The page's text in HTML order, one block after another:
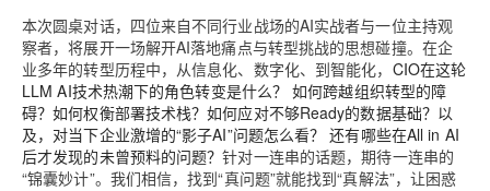
本次圆桌对话，四位来自不同行业战场的AI实战者与一位主持观
察者，将展开一场解开AI落地痛点与转型挑战的思想碰撞。在企
业多年的转型历程中，从信息化、数字化、到智能化， CIO在这轮
LLM AI技术热潮下的角色转变是什么？ 如何跨越组织转型的障
碍？如何权衡部署技术栈？如何应对不够Ready的数据基础？以
及，对当下企业激增的“影子AI”问题怎么看？ 还有哪些在All in AI
后才发现的未曾预料的问题？针对一连串的话题，期待一连串的
“锦囊妙计”。我们相信，找到“真问题”就能找到“真解法”，让困惑